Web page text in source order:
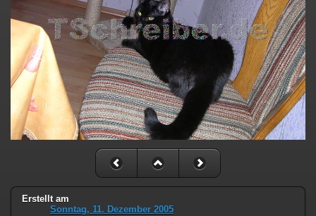
Erstellt am
Sonntag, 11. Dezember 2005